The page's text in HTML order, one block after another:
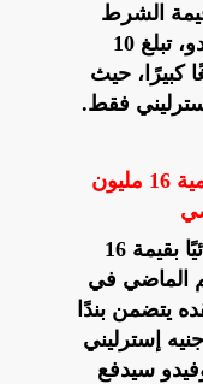
الشرط
الجزائي في عقده مع ريال أوفييدو، تبلغ 10
كبيرًا، حيث
هيثم حسن لديه شرط جزائي بقمية 16 مليون
وكان لدى هيثم حسن شرطًا جزائيًا بقيمة 16
الماضي في
يتضمن بندًا
إلى 10 ملايين جنيه إسترليني
سيدفع